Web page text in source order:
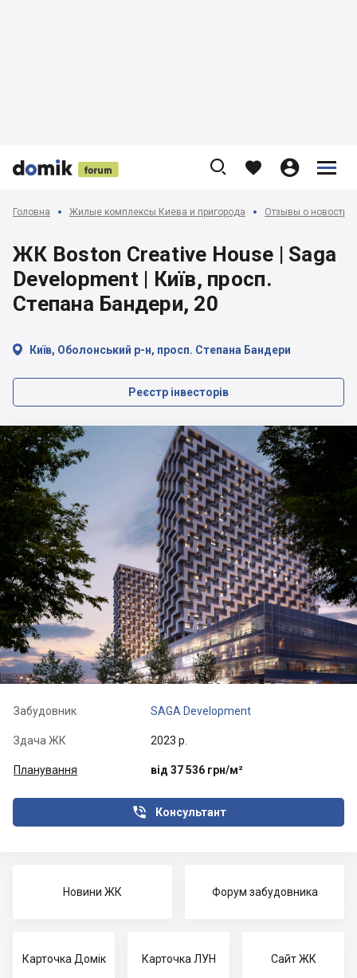


 
    


Головна Жилые комплексы Киева и пригорода Отзывы о
ЖК Boston Creative House | Saga
Development | Київ, просп.
Степана Бандери, 20
 Київ, Оболонський р-н, просп. Степана Бандери
Реєстр інвесторів
Забудовник SAGA Development
Здача ЖК 2023 р.
Планування від 37 536 грн/м²
Консультант

Новини ЖК Форум забудовника
Карточка Домік Карточка ЛУН Сайт ЖК